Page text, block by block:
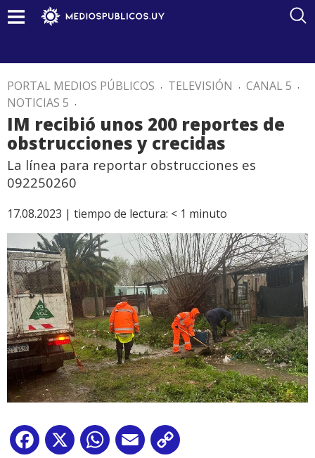
PORTAL MEDIOS PÚBLICOS . TELEVISIÓN . CANAL 5 .
NOTICIAS 5 .
IM recibió unos 200 reportes de
obstrucciones y crecidas
La línea para reportar obstrucciones es
092250260
17.08.2023 | tiempo de lectura: < 1 minuto
Facebook
X WhatsApp
Email